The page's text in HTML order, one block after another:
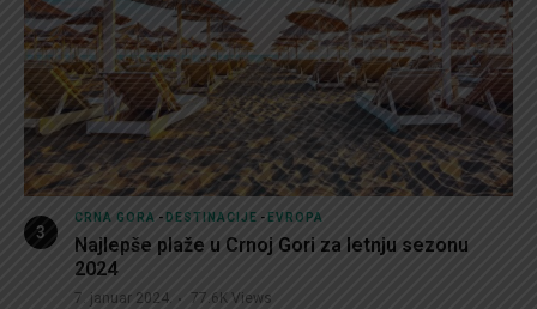
CRNA GORA - DESTINACIJE - EVROPA
Najlepše plaže u Crnoj Gori za letnju sezonu
2024
7. januar 2024. 77.6K Views